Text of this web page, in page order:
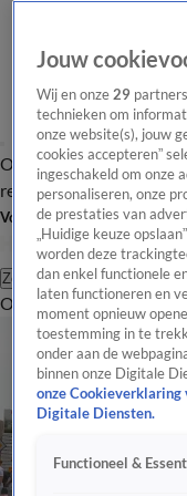
Overzicht Laatste nieuws
redactie
Volg Hart van Nederland
Zoeken
OverzichtRegio
Jouw
Wij en onze29
technieken om
onze website(s), jouw
cookies accepteren”
ingeschakeld om onze
personaliseren, onze
de prestaties van
„Huidige keuze
worden deze
dan enkel functionele
laten functioneren en
moment opnieuw
toestemming in te
onder aan de
binnen onze Digitale
onze
Digitale Diensten.
Functioneel &